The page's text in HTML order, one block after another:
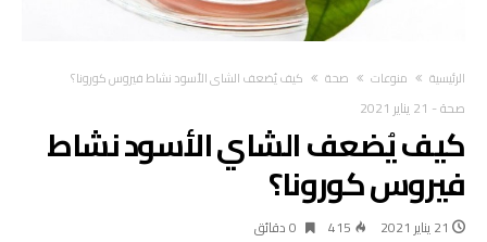
‫الرئيسية‬ منوعات صحة كيف يُضعف الشاي الأسود نشاط فيروس كورونا؟
صحة- 21 يناير 2021
كيف يُضعف الشاي الأسود نشاط
فيروس كورونا؟
21 يناير 2021 415 0 ‫دقائق‬